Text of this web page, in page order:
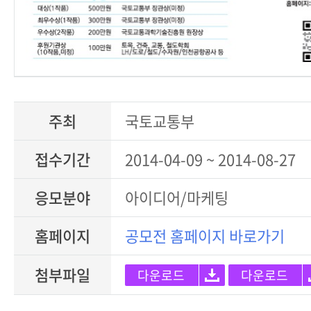
주최
국토교통부
접수기간
2014-04-09 ~ 2014-08-27
응모분야
아이디어/마케팅
홈페이지
공모전 홈페이지 바로가기
첨부파일
다운로드 다운로드